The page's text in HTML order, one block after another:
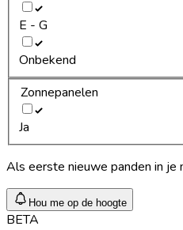
E - G
Onbekend
Zonnepanelen
Ja
Als eerste nieuwe panden in je
Hou me op de hoogte
BETA